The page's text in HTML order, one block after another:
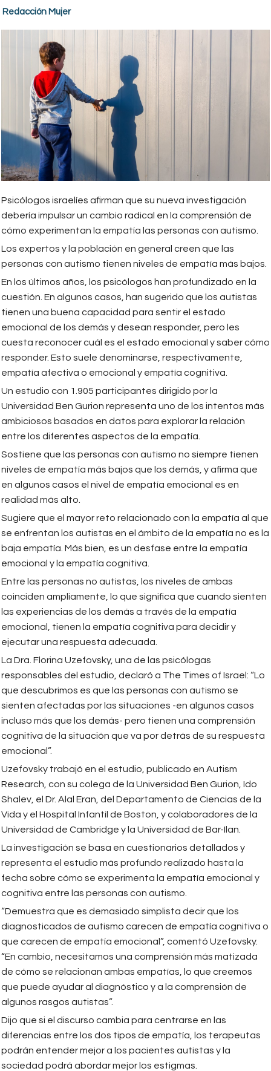
Redacción Mujer
Psicólogos israelíes afirman que su nueva investigación
debería impulsar un cambio radical en la comprensión de
cómo experimentan la empatía las personas con autismo.
Los expertos y la población en general creen que las
personas con autismo tienen niveles de empatía más bajos.
En los últimos años, los psicólogos han profundizado en la
cuestión. En algunos casos, han sugerido que los autistas
tienen una buena capacidad para sentir el estado
emocional de los demás y desean responder, pero les
cuesta reconocer cuál es el estado emocional y saber cómo
responder. Esto suele denominarse, respectivamente,
empatía afectiva o emocional y empatía cognitiva.
Un estudio con 1.905 participantes dirigido por la
Universidad Ben Gurion representa uno de los intentos más
ambiciosos basados en datos para explorar la relación
entre los diferentes aspectos de la empatía.
Sostiene que las personas con autismo no siempre tienen
niveles de empatía más bajos que los demás, y afirma que
en algunos casos el nivel de empatía emocional es en
realidad más alto.
Sugiere que el mayor reto relacionado con la empatía al que
se enfrentan los autistas en el ámbito de la empatía no es la
baja empatía. Más bien, es un desfase entre la empatía
emocional y la empatía cognitiva.
Entre las personas no autistas, los niveles de ambas
coinciden ampliamente, lo que significa que cuando sienten
las experiencias de los demás a través de la empatía
emocional, tienen la empatía cognitiva para decidir y
ejecutar una respuesta adecuada.
La Dra. Florina Uzefovsky, una de las psicólogas
responsables del estudio, declaró a The Times of Israel: “Lo
que descubrimos es que las personas con autismo se
sienten afectadas por las situaciones -en algunos casos
incluso más que los demás- pero tienen una comprensión
cognitiva de la situación que va por detrás de su respuesta
emocional”.
Uzefovsky trabajó en el estudio, publicado en Autism
Research, con su colega de la Universidad Ben Gurion, Ido
Shalev, el Dr. Alal Eran, del Departamento de Ciencias de la
Vida y el Hospital Infantil de Boston, y colaboradores de la
Universidad de Cambridge y la Universidad de Bar-Ilan.
La investigación se basa en cuestionarios detallados y
representa el estudio más profundo realizado hasta la
fecha sobre cómo se experimenta la empatía emocional y
cognitiva entre las personas con autismo.
“Demuestra que es demasiado simplista decir que los
diagnosticados de autismo carecen de empatía cognitiva o
que carecen de empatía emocional”, comentó Uzefovsky.
“En cambio, necesitamos una comprensión más matizada
de cómo se relacionan ambas empatías, lo que creemos
que puede ayudar al diagnóstico y a la comprensión de
algunos rasgos autistas”.
Dijo que si el discurso cambia para centrarse en las
diferencias entre los dos tipos de empatía, los terapeutas
podrán entender mejor a los pacientes autistas y la
sociedad podrá abordar mejor los estigmas.